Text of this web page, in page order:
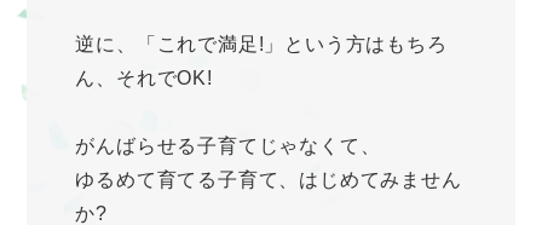
逆に、「これで満足!」という方はもちろ
ん、それでOK!
がんばらせる子育てじゃなくて、
ゆるめて育てる子育て、はじめてみません
か?